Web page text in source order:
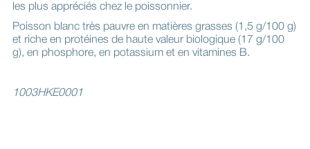
les plus appréciés chez le poissonnier.
Poisson blanc très pauvre en matières grasses (1,5 g/100 g)
et riche en protéines de haute valeur biologique (17 g/100
g), en phosphore, en potassium et en vitamines B.
1003HKE0001